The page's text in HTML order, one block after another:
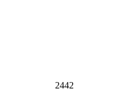
2442